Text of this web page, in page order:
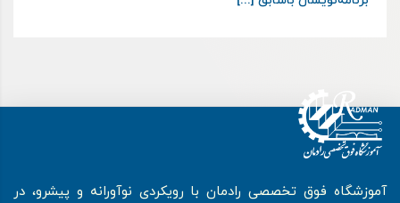
آموزشگاه فوق تخصصی رادمان با رویکردی نوآورانه و پیشرو، در